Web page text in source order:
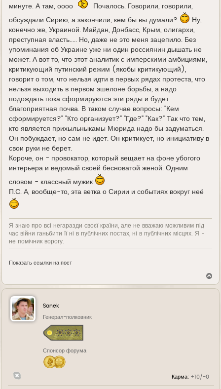
минуте. А там, оооо
Почалось. Говорили, говорили,
обсуждали Сирию, а закончили, кем бы вы думали?
Ну,
конечно же, Украиной. Майдан, Донбасс, Крым, олигархи,
преступная власть..... Но, даже не это меня зацепило. Без
упоминания об Украине уже ни один россиянин дышать не
может. А вот то, что этот аналитик с имперскими амбициями,
критикующий путинский режим (якобы критикующий),
говорит о том, что нельзя идти в первых рядах протеста, что
нельзя выходить в первом эшелоне борьбы, а надо
подождать пока сформируются эти ряды и будет
благоприятная почва. В таком случае вопросы: "Кем
сформируется?" "Кто организует?" "Где?" "Как?" Так что тем,
кто является прихыльныкамы Мюрида надо бы задуматься.
Он побуждает, но сам не идет. Он критикует, но инициативу в
свои руки не берет.
Короче, он - провокатор, который вещает на фоне убогого
интерьера и ведомый своей бесноватой женой. Одним
словом - классный мужик
П.С. А, вообще-то, эта ветка о Сирии и событиях вокруг неё
Я знаю про всі негаразди своєї країни, але не вважаю можливим під
час війни ганьбити її ні в публічних постах, ні в публічних місцях. Я -
не помічник ворогу.
Показать ссылки на пост
р
Sanek
Генерал-полковник
Спонсор форума
Карма: +10/-0